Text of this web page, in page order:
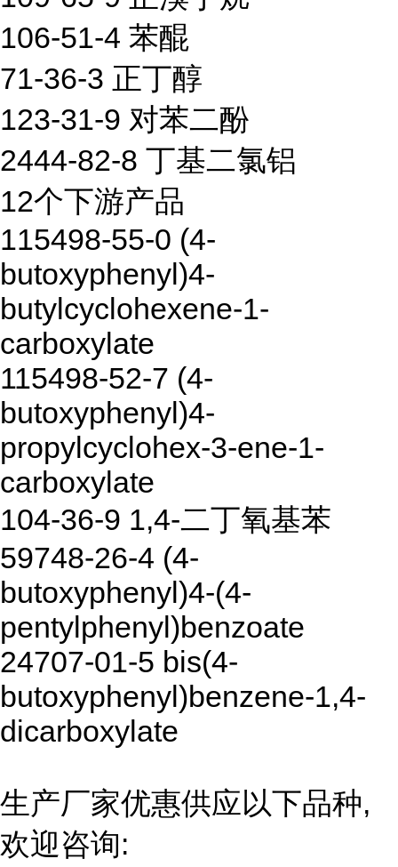
106-51-4 苯醌
71-36-3 正丁醇
123-31-9 对苯二酚
2444-82-8 丁基二氯铝
12个下游产品
115498-55-0 (4-
butoxyphenyl)4-
butylcyclohexene-1-
carboxylate
115498-52-7 (4-
butoxyphenyl)4-
propylcyclohex-3-ene-1-
carboxylate
104-36-9 1,4-二丁氧基苯
59748-26-4 (4-
butoxyphenyl)4-(4-
pentylphenyl)benzoate
24707-01-5 bis(4-
butoxyphenyl)benzene-1,4-
dicarboxylate
生产厂家优惠供应以下品种,
欢迎咨询: